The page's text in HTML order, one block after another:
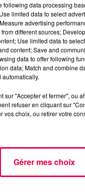
following data processing
limited data to select
advertising
different sources;
Use limited data to
content; Save and
data to offer following
data; Match and combine
sur "Accepter et fermer", ou
refuser en cliquant sur
vos choix, ou retirer votre
Gérer mes choix